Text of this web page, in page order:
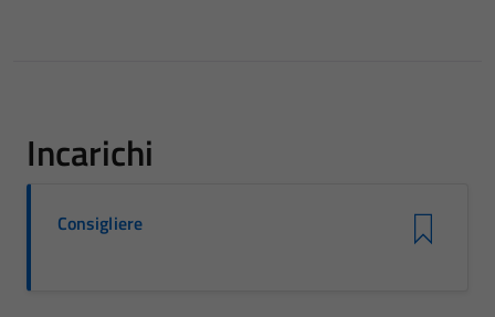
Incarichi
Consigliere